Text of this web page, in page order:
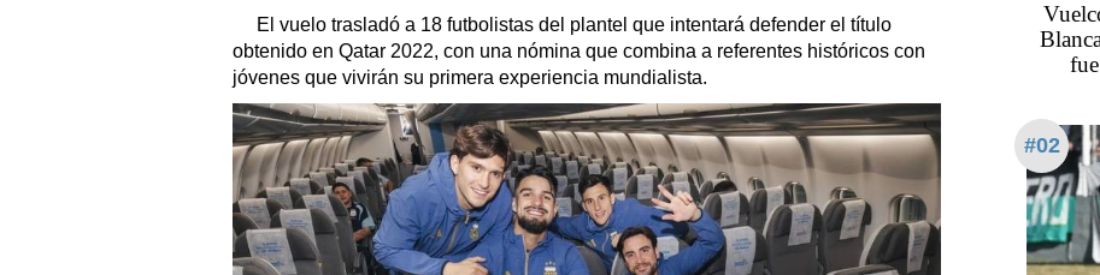
El vuelo trasladó a 18 futbolistas del plantel que intentará defender el título
obtenido en Qatar 2022, con una nómina que combina a referentes históricos con
jóvenes que vivirán su primera experiencia mundialista.
#02